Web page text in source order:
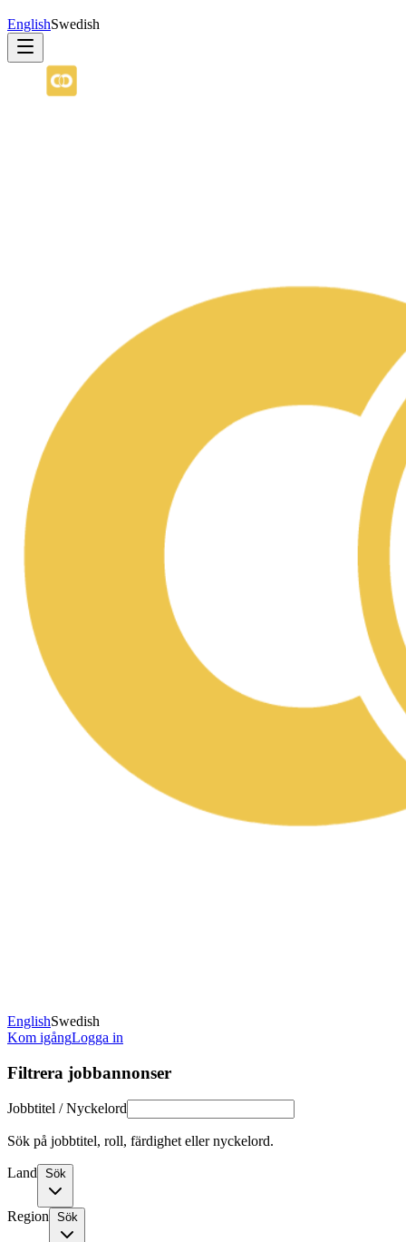
EnglishSwedish
EnglishSwedish
Kom igångLogga in
Filtrera jobbannonser
Jobbtitel / Nyckelord
Sök på jobbtitel, roll, färdighet eller nyckelord.
Land Sök
Region Sök